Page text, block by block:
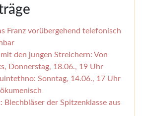
Franz vorübergehend telefonisch
den jungen Streichern: Von
Donnerstag, 18.06., 19 Uhr
Sonntag, 14.06., 17 Uhr
Blechbläser der Spitzenklasse aus